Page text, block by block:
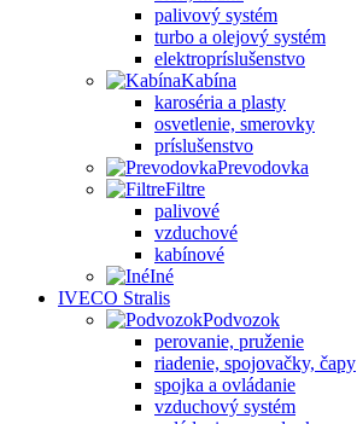
palivový systém
turbo a olejový systém
elektropríslušenstvo
Kabína
karoséria a plasty
osvetlenie, smerovky
príslušenstvo
Prevodovka
Filtre
palivové
vzduchové
kabínové
Iné
IVECO Stralis
Podvozok
perovanie, pruženie
riadenie, spojovačky, čapy
spojka a ovládanie
vzduchový systém